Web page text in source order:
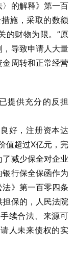
的解释》第一百
施，采取的数额
的财物为限。”原
导致申请人大量
周转和正常经营
提供充分的反担
好，注册资本达
值超过X亿元，完
减少保全对企业
行保全保函作为
》第一百零四条
保的，人民法院
续合法、来源可
人未来债权的实